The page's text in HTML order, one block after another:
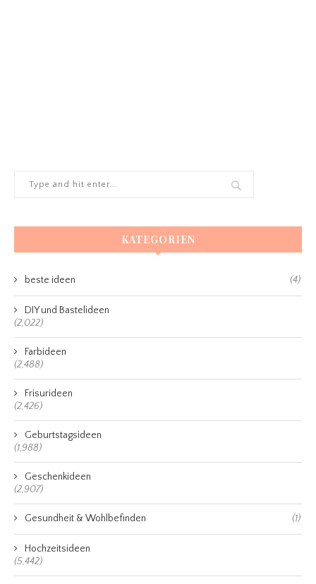
KATEGORIEN
beste ideen (4)
DIY und Bastelideen
(2,022)
Farbideen
(2,488)
Frisurideen
(2,426)
Geburtstagsideen
(1,988)
Geschenkideen
(2,907)
Gesundheit & Wohlbefinden (1)
Hochzeitsideen
(5,442)